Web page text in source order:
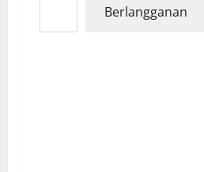
Berlangganan